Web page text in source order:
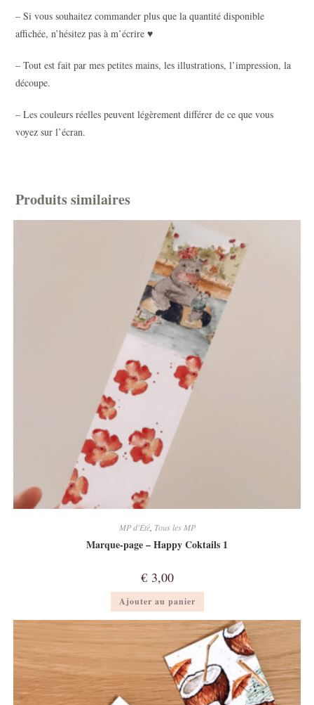
– Si vous souhaitez commander plus que la quantité disponible
affichée, n’hésitez pas à m’écrire ♥
– Tout est fait par mes petites mains, les illustrations, l’impression, la
découpe.
– Les couleurs réelles peuvent légèrement différer de ce que vous
voyez sur l’écran.
Produits similaires
MP d'Été, Tous les MP
Marque-page – Happy Coktails 1
€3,00
Ajouter au panier